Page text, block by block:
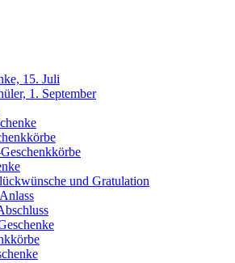
15. Juli
1. September
und Gratulation